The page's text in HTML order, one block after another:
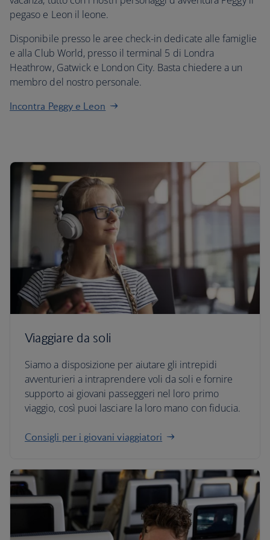
pegaso e Leon il leone.
Disponibile presso le aree check-in dedicate alle famiglie
e alla Club World, presso il terminal 5 di Londra
Heathrow, Gatwick e London City. Basta chiedere a un
membro del nostro personale.
Incontra Peggy e Leon
Viaggiare da soli
Siamo a disposizione per aiutare gli intrepidi
avventurieri a intraprendere voli da soli e fornire
supporto ai giovani passeggeri nel loro primo
viaggio, così puoi lasciare la loro mano con fiducia.
Consigli per i giovani viaggiatori